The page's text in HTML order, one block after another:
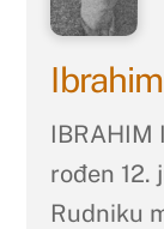
IBRAHIM
rođen 12.
Rudniku